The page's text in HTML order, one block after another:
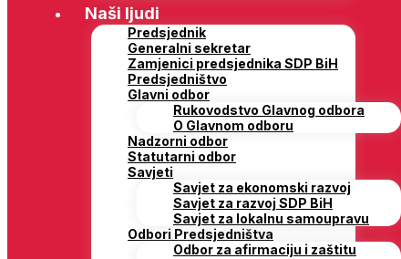
Naši ljudi
Predsjednik
Generalni sekretar
Zamjenici predsjednika SDP BiH
Predsjedništvo
Glavni odbor
Rukovodstvo Glavnog odbora
O Glavnom odboru
Nadzorni odbor
Statutarni odbor
Savjeti
Savjet za ekonomski razvoj
Savjet za razvoj SDP BiH
Savjet za lokalnu samoupravu
Odbori Predsjedništva
Odbor za afirmaciju i zaštitu